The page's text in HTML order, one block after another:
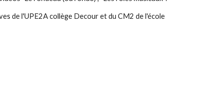
de l'UPE2A collège Decour et du CM2 de l'école